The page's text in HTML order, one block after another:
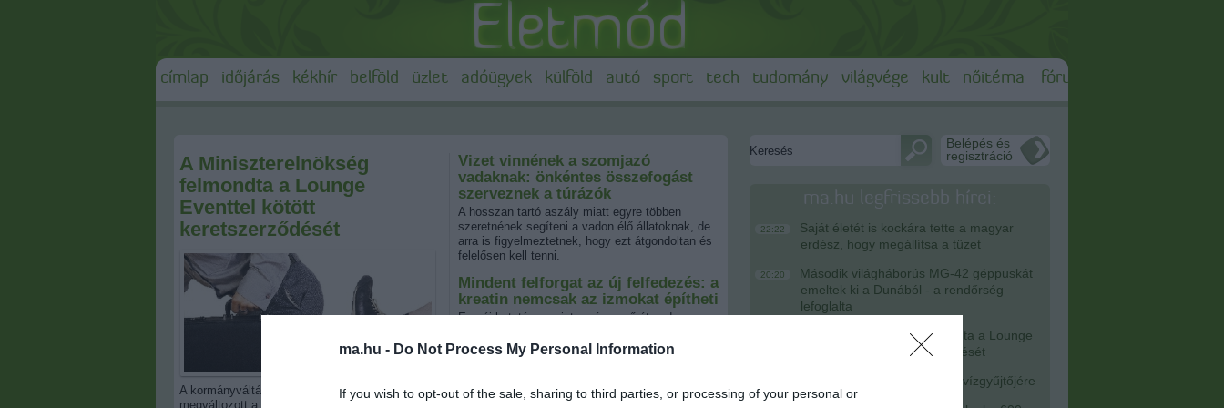
ma.hu - Do Not Process My Personal Information
If you wish to opt-out of the sale, sharing to third parties, or processing of your personal or
címlap időjárás kékhír belföld üzlet adóügyek külföld autó sport tech tudomány világvége kult nőitéma fórum
A Miniszterelnökség
felmondta a Lounge
Eventtel kötött
keretszerződését
A kormányváltás után azonban a Lounge körül
megváltozott a helyzet.
Vizet vinnének a szomjazó
vadaknak: önkéntes összefogást
szerveznek a túrázók
A hosszan tartó aszály miatt egyre többen
szeretnének segíteni a vadon élő állatoknak, de
arra is figyelmeztetnek, hogy ezt átgondoltan és
felelősen kell tenni.
Mindent felforgat az új felfedezés: a
kreatin nemcsak az izmokat építheti
Egy új kutatás szerint a népszerű étrend-
immunrendszer működésének támogatásában.
kutatók - ez a hétköznapi vitamin
Belépés és
regisztráció
ma.hu legfrissebb hírei:
22:22
Saját életét is kockára tette a magyar
erdész, hogy megállítsa a tüzet
20:20
Második világháborús MG-42 géppuskát
emeltek ki a Dunából - a rendőrség
lefoglalta
A Miniszterelnökség felmondta a Lounge
Eventtel kötött keretszerződését
Megérkezett az eső a Duna vízgyűjtőjére